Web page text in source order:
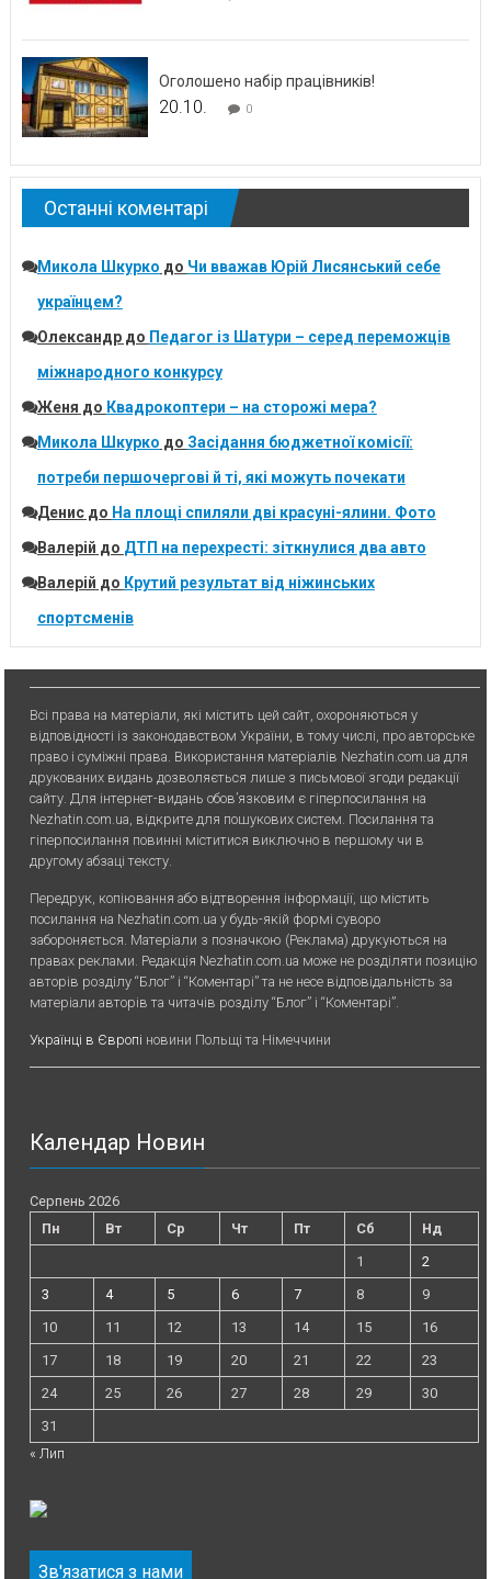
Оголошено набір працівників!
20.10. 0
Останні коментарі
Микола Шкурко до Чи вважав Юрій Лисянський себе
українцем?
Олександрдо Педагог із Шатури – серед переможців
міжнародного конкурсу
Женя до Квадрокоптери – на сторожі мера?
Микола Шкурко до Засідання бюджетної комісії:
потреби першочергові й ті, які можуть почекати
Денисдо На площі спиляли дві красуні-ялини. Фото
Валерій до ДТП на перехресті: зіткнулися два авто
Валерій до Крутий результат від ніжинських
спортсменів
Всі права на матеріали, які містить цей сайт, охороняються у
відповідності із законодавством України, в тому числі, про авторське
право і суміжні права. Використання матерiалiв Nezhatin.com.ua для
друкованих видань дозволяється лише з письмової згоди редакції
сайту. Для iнтернет-видань обов’язковим є гiперпосилання на
Nezhatin.com.ua, відкрите для пошукових систем. Посилання та
гіперпосилання повинні міститися виключно в першому чи в
другому абзаці тексту.
Передрук, копiювання або вiдтворення iнформацiї, що мiстить
посилання на Nezhatin.com.ua у будь-якiй формi суворо
забороняється. Матеріали з позначкою (Реклама) друкуються на
правах реклами. Редакція Nezhatin.com.ua може не розділяти позицію
авторів розділу “Блог” і “Коментарі” та не несе відповідальність за
матеріали авторів та читачів розділу “Блог” і “Коментарі”.
Українці в Європі новини Польщі та Німеччини
Календар Новин
Серпень 2026
Пн
Вт Ср Чт Пт Сб
Нд
1
2
3
4 5 6 7 8
9
10
11 12 13 14 15
16
17
18 19 20 21 22
23
24
25 26 27 28 29
30
31
« Лип
Зв'язатися з нами